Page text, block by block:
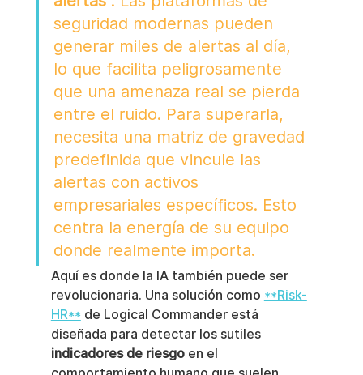
seguridad modernas pueden
generar miles de alertas al día,
lo que facilita peligrosamente
que una amenaza real se pierda
entre el ruido. Para superarla,
necesita una matriz de gravedad
predefinida que vincule las
alertas con activos
empresariales específicos. Esto
centra la energía de su equipo
donde realmente importa.
Aquí es donde la IA también puede ser
revolucionaria. Una solución como **Risk-
HR** de Logical Commander está
diseñada para detectar los sutiles
indicadores de riesgo en el